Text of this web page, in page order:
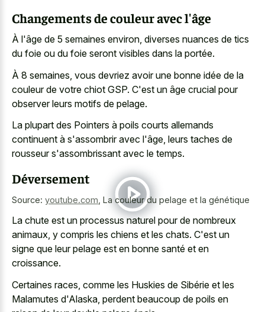
Changements de couleur avec l'âge
À l'âge de 5 semaines environ, diverses nuances de tics
du foie ou du foie seront visibles dans la portée.
À 8 semaines, vous devriez avoir une bonne idée de la
couleur de votre chiot GSP. C'est un âge crucial pour
observer leurs motifs de pelage.
La plupart des Pointers à poils courts allemands
continuent à s'assombrir avec l'âge, leurs taches de
rousseur s'assombrissant avec le temps.
Déversement
Source: youtube.com La couleur du pelage et la génétique
La chute est un processus naturel pour de nombreux
animaux, y compris les chiens et les chats. C'est un
signe que leur pelage est en bonne santé et en
croissance.
Certaines races, comme les Huskies de Sibérie et les
Malamutes d'Alaska, perdent beaucoup de poils en